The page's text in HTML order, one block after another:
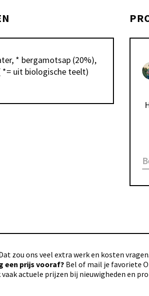
* bergamotsap (20%),
*= uit biologische teelt)
zou ons veel extra werk en kosten
een prijs vooraf? Bel of mail je favoriete
actuele prijzen bij nieuwigheden en